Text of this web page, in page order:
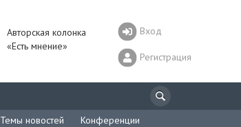
Авторская колонка
«Есть мнение»
Вход
Регистрация
Темы новостей Конференции